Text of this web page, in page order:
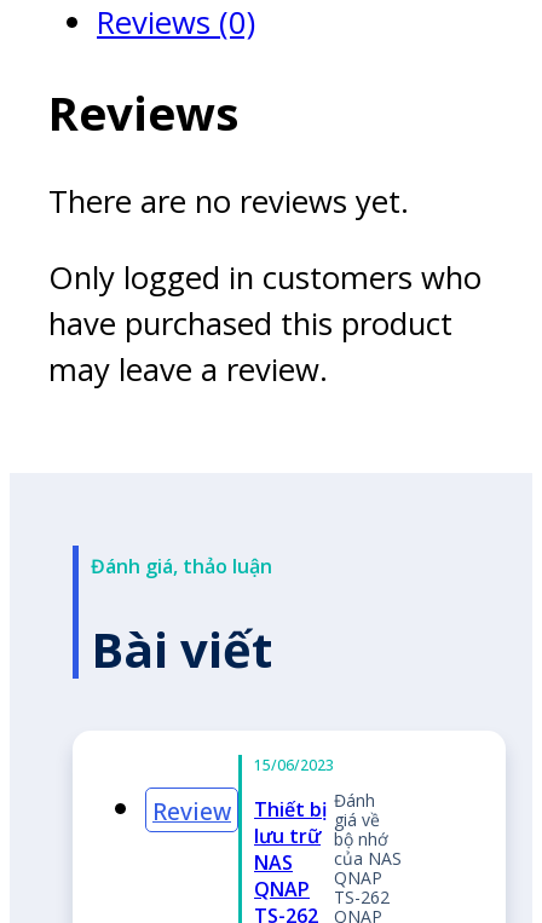
Reviews (0)
Reviews
There are no reviews yet.
Only logged in customers who
have purchased this product
may leave a review.
Đánh giá, thảo luận
Bài viết